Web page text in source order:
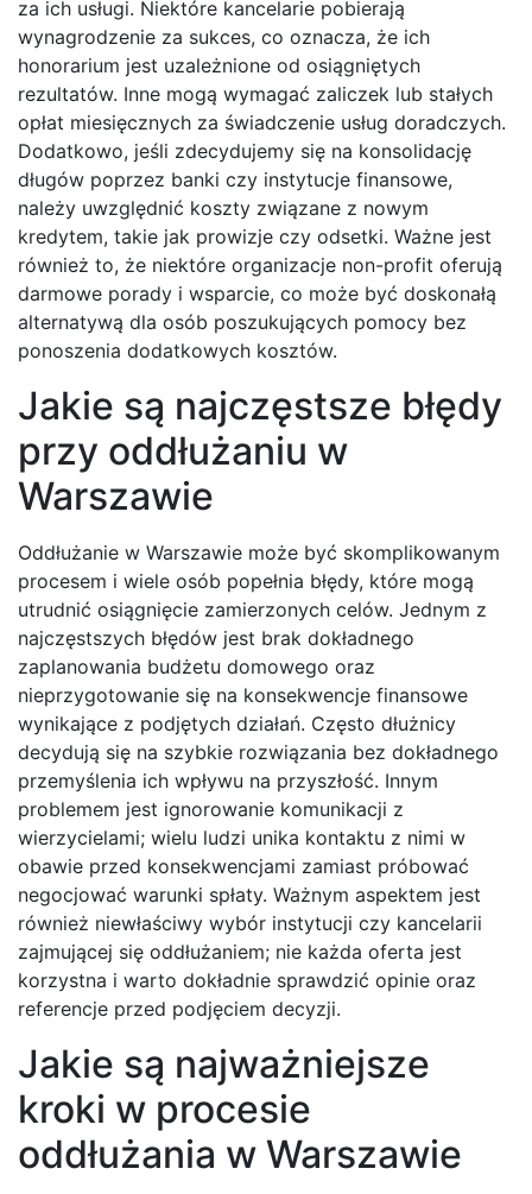
za ich usługi. Niektóre kancelarie pobierają
wynagrodzenie za sukces, co oznacza, że ich
honorarium jest uzależnione od osiągniętych
rezultatów. Inne mogą wymagać zaliczek lub stałych
opłat miesięcznych za świadczenie usług doradczych.
Dodatkowo, jeśli zdecydujemy się na konsolidację
długów poprzez banki czy instytucje finansowe,
należy uwzględnić koszty związane z nowym
kredytem, takie jak prowizje czy odsetki. Ważne jest
również to, że niektóre organizacje non-profit oferują
darmowe porady i wsparcie, co może być doskonałą
alternatywą dla osób poszukujących pomocy bez
ponoszenia dodatkowych kosztów.
Jakie są najczęstsze błędy
przy oddłużaniu w
Warszawie
Oddłużanie w Warszawie może być skomplikowanym
procesem i wiele osób popełnia błędy, które mogą
utrudnić osiągnięcie zamierzonych celów. Jednym z
najczęstszych błędów jest brak dokładnego
zaplanowania budżetu domowego oraz
nieprzygotowanie się na konsekwencje finansowe
wynikające z podjętych działań. Często dłużnicy
decydują się na szybkie rozwiązania bez dokładnego
przemyślenia ich wpływu na przyszłość. Innym
problemem jest ignorowanie komunikacji z
wierzycielami; wielu ludzi unika kontaktu z nimi w
obawie przed konsekwencjami zamiast próbować
negocjować warunki spłaty. Ważnym aspektem jest
również niewłaściwy wybór instytucji czy kancelarii
zajmującej się oddłużaniem; nie każda oferta jest
korzystna i warto dokładnie sprawdzić opinie oraz
referencje przed podjęciem decyzji.
Jakie są najważniejsze
kroki w procesie
oddłużania w Warszawie